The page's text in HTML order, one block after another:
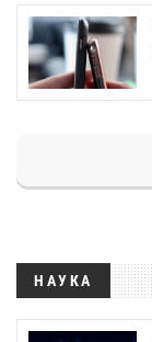
НАУКА